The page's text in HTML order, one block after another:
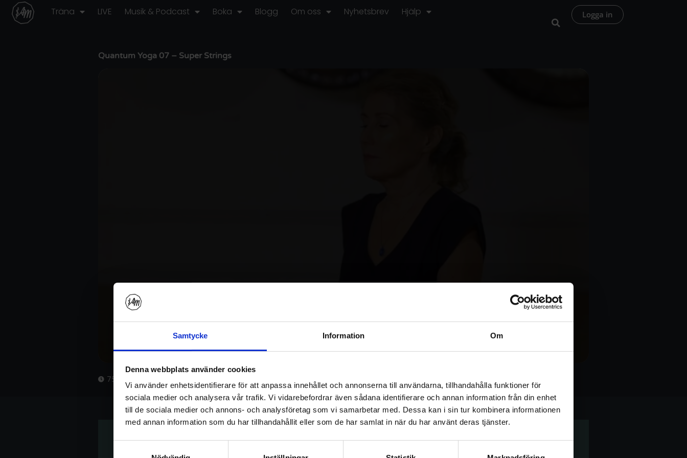
Samtycke Information Om
Denna webbplats använder cookies
Vi använder enhetsidentifierare för att anpassa innehållet och annonserna till användarna, tillhandahålla funktioner för
sociala medier och analysera vår trafik. Vi vidarebefordrar även sådana identifierare och annan information från din enhet
till de sociala medier och annons- och analysföretag som vi samarbetar med. Dessa kan i sin tur kombinera informationen
med annan information som du har tillhandahållit eller som de har samlat in när du har använt deras tjänster.
Hoppa
Träna LIVE Musik & Podcast Boka Blogg Om oss Nyhetsbrev Hjälp Logga in
Quantum Yoga 07 – Super Strings
75 min
Om passet